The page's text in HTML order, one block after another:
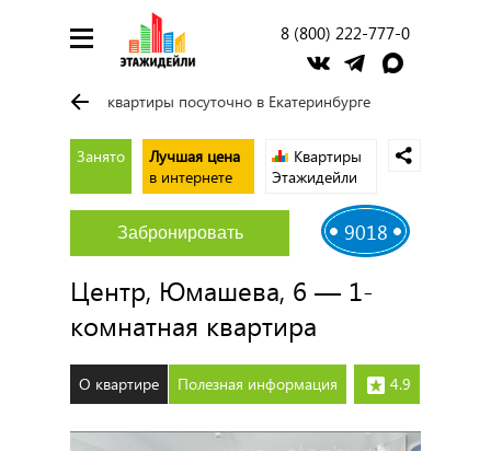
8 (800) 222-777-0
квартиры посуточно в Екатеринбурге
Занято
Лучшая цена
в интернете
Квартиры
Этажидейли
9018
Забронировать
Центр, Юмашева, 6 — 1-
комнатная квартира
О квартире Полезная информация 4.9